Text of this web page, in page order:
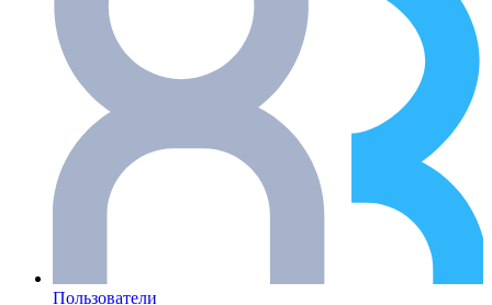
Пользователи